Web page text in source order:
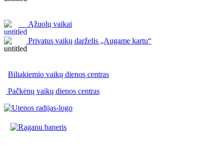
Ąžuolų vaikai
Privatus vaikų darželis „Augame kartu“
Biliakiemio vaikų dienos centras
Pačkėnų vaikų dienos centras